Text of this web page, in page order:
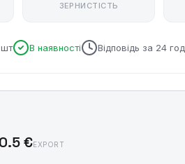
ЗЕРНИСТІСТЬ
шт В наявності Відповідь за 24 год
0.5 €EXPORT